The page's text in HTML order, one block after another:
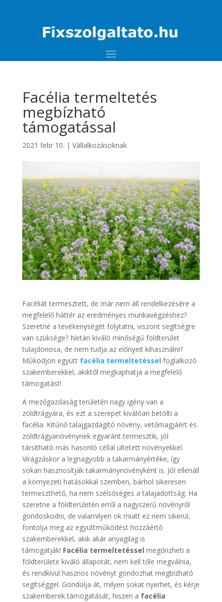
Facélia termeltetés
megbízható
támogatással
2021 febr 10. | Vállalkozásoknak
Facéliát termesztett, de már nem áll rendelkezésére a
megfelelő háttér az eredményes munkavégzéshez?
Szeretné a tevékenységét folytatni, viszont segítségre
van szüksége? Netán kiváló minőségű földterület
tulajdonosa, de nem tudja az előnyeit kihasználni?
Működjön együtt facélia termeltetésselfoglalkozó
szakemberekkel, akiktől megkaphatja a megfelelő
támogatást!
A mezőgazdaság területén nagy igény van a
zöldtrágyára, és ezt a szerepet kiválóan betölti a
facélia. Kitűnő talajgazdagító növény, vetőmagjáért és
zöldtrágyanövénynek egyaránt termesztik, jól
társítható más hasonló céllal ültetett növényekkel.
Virágzáskor a legnagyobb a takarmányértéke, így
sokan hasznosítják takarmánynövényként is. Jól ellenáll
a környezeti hatásokkal szemben, bárhol sikeresen
termeszthető, ha nem szélsőséges a talajadottság. Ha
szeretne a földterületén erről a nagyszerű növényről
gondoskodni, de valamilyen ok miatt ez nem sikerül,
fontolja meg az együttműködést hozzáértő
szakemberekkel, akik akár anyagilag is
támogatják! Facélia termeltetéssel megőrizheti a
földterülete kiváló állapotát, nem kell tőle megválnia,
és rendkívül hasznos növényt gondozhat megbízható
segítséggel. Gondolja át, milyen sokat nyerhet, és kérje
szakemberek támogatását, hiszen a facélia